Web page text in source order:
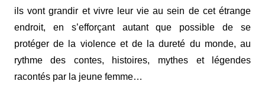
ils vont grandir et vivre leur vie au sein de cet étrange
endroit, en s’efforçant autant que possible de se
protéger de la violence et de la dureté du monde, au
rythme des contes, histoires, mythes et légendes
racontés par la jeune femme…